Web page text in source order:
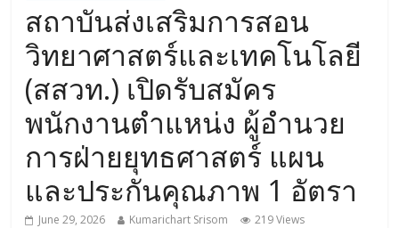
สถาบันส่งเสริมการสอน
วิทยาศาสตร์และเทคโนโลยี
(สสวท.) เปิดรับสมัคร
พนักงานตำแหน่ง ผู้อำนวย
การฝ่ายยุทธศาสตร์ แผน
และประกันคุณภาพ 1 อัตรา
June 29, 2026 Kumarichart Srisom 219 Views